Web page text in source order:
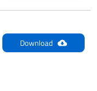
Download